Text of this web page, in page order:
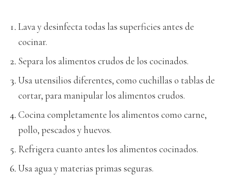
Lava y desinfecta todas las superficies antes de
cocinar.
Separa los alimentos crudos de los cocinados.
Usa utensilios diferentes, como cuchillas o tablas de
cortar, para manipular los alimentos crudos.
Cocina completamente los alimentos como carne,
pollo, pescados y huevos.
Refrigera cuanto antes los alimentos cocinados.
Usa agua y materias primas seguras.